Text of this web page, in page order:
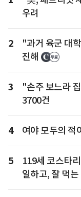
우려
2
"과거 육군 대
진해
3
"손주 보느라
3700건
4 여야 모두의 적
5
119세 코스타
일하고, 잘 먹